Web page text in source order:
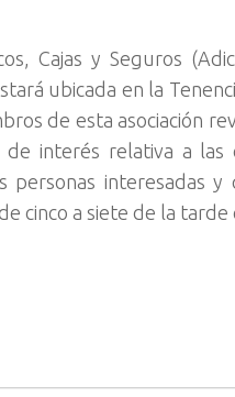
Cajas y Seguros
ubicada en la
de esta asociación
interés relativa a
personas interesadas
cinco a siete de la tarde